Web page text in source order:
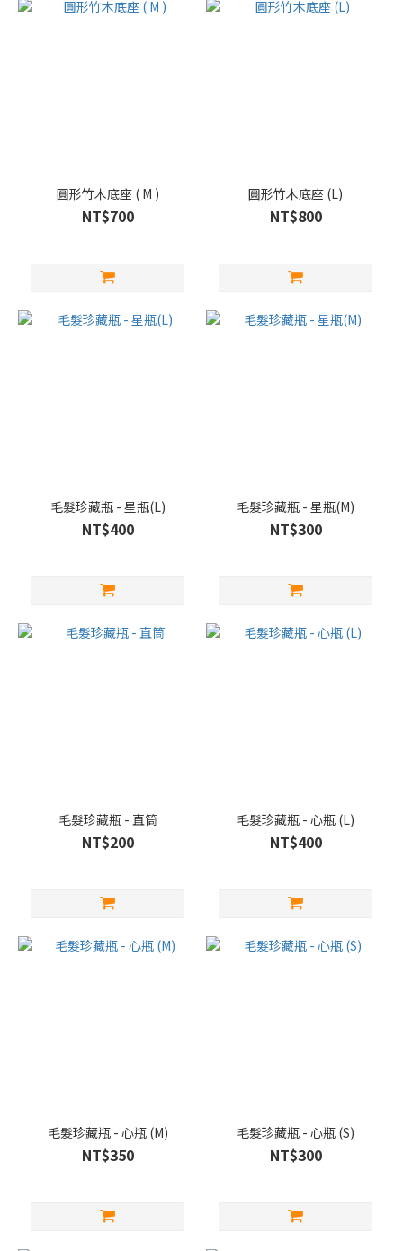
圓形竹木底座 ( M )
NT$700
圓形竹木底座 (L)
NT$800
毛髮珍藏瓶 - 星瓶(L)
NT$400
毛髮珍藏瓶 - 星瓶(M)
NT$300
毛髮珍藏瓶 - 直筒
NT$200
毛髮珍藏瓶 - 心瓶 (L)
NT$400
毛髮珍藏瓶 - 心瓶 (M)
NT$350
毛髮珍藏瓶 - 心瓶 (S)
NT$300